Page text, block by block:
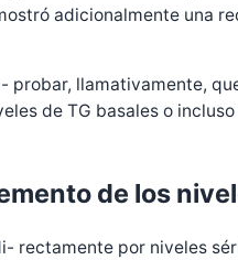
adicionalmente una
llamativamente,
de TG basales o
de los
rectamente por niveles